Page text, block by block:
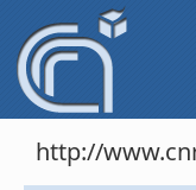
http://